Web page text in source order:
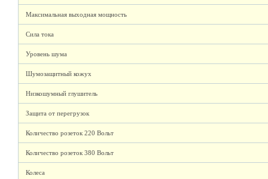
Максимальная выходная мощность
Сила тока
Уровень шума
Шумозащитный кожух
Низкошумный глушитель
Защита от перегрузок
Количество розеток 220 Вольт
Количество розеток 380 Вольт
Колеса